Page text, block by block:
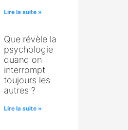
Lire la suite »
Que révèle la
psychologie
quand on
interrompt
toujours les
autres ?
Lire la suite »